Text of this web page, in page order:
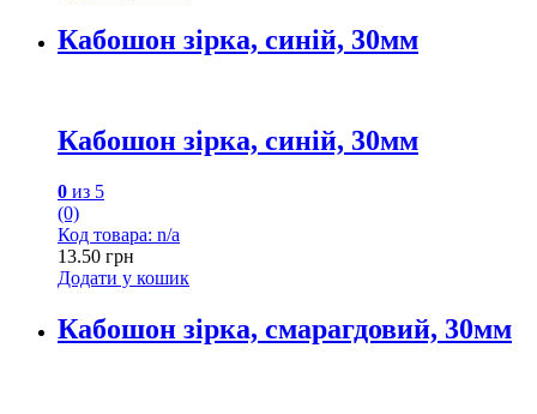
Кабошон зірка, синій, 30мм
Кабошон зірка, синій, 30мм
0 из 5
(0)
Код товара: n/a
13.50 грн
Додати у кошик
Кабошон зірка, смарагдовий, 30мм